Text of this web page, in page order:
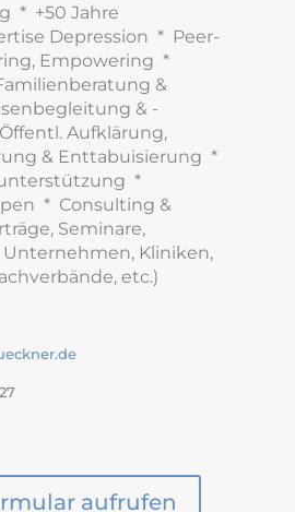
* +50 Jahre
Depression * Peer-
Empowering *
&
& -
Aufklärung,
& Enttabuisierung *
*
* Consulting &
Seminare,
Kliniken,
etc.)
aufrufen